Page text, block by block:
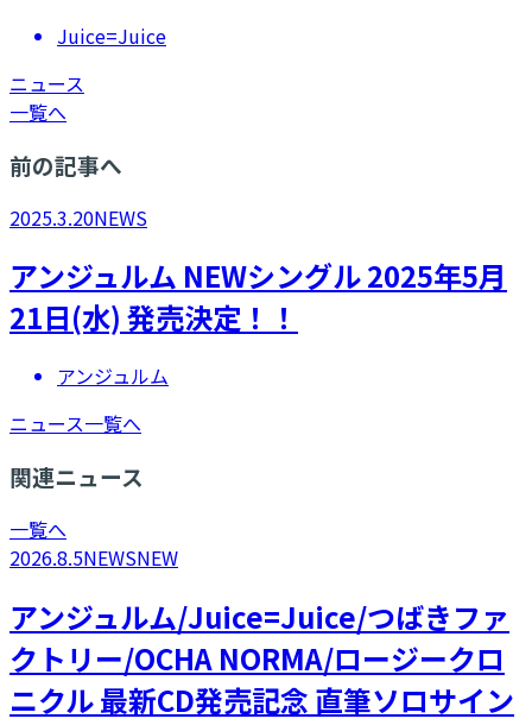
Juice=Juice
ニュース
一覧へ
前の記事へ
2025.3.20NEWS
アンジュルム NEWシングル 2025年5月
21日(水) 発売決定！！
アンジュルム
ニュース一覧へ
関連ニュース
一覧へ
2026.8.5NEWSNEW
アンジュルム/Juice=Juice/つばきファ
クトリー/OCHA NORMA/ロージークロ
ニクル 最新CD発売記念 直筆ソロサイン